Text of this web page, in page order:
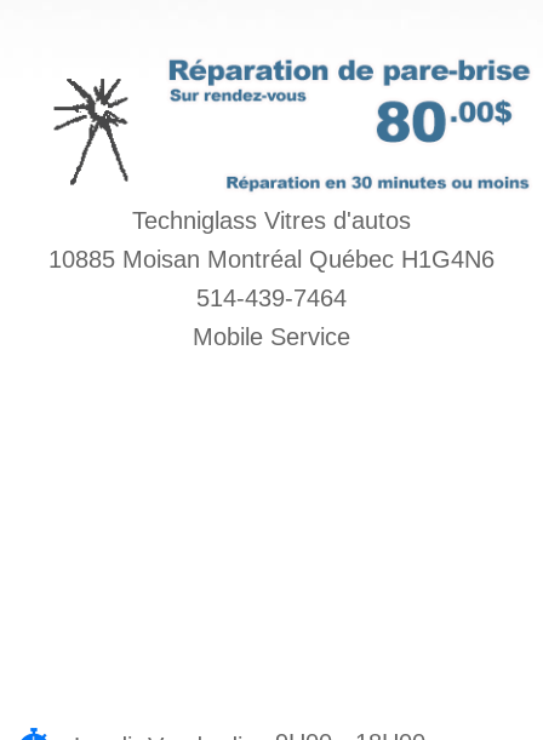
Techniglass Vitres d'autos
10885 Moisan Montréal Québec H1G4N6
514-439-7464
Mobile Service